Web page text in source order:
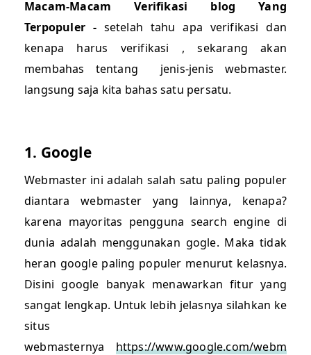
Macam-Macam Verifikasi blog Yang
Terpopuler - setelah tahu apa verifikasi dan
kenapa harus verifikasi , sekarang akan
membahas tentang jenis-jenis webmaster.
langsung saja kita bahas satu persatu.
1. Google
Webmaster ini adalah salah satu paling populer
diantara webmaster yang lainnya, kenapa?
karena mayoritas pengguna search engine di
dunia adalah menggunakan gogle. Maka tidak
heran google paling populer menurut kelasnya.
Disini google banyak menawarkan fitur yang
sangat lengkap. Untuk lebih jelasnya silahkan ke
situs
webmasternya https://www.google.com/webm